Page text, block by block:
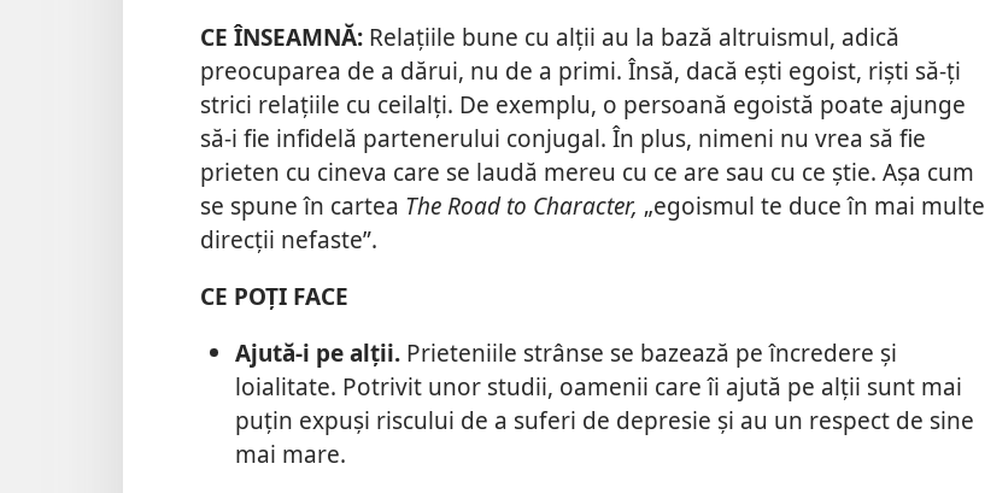
CE ÎNSEAMNĂ: Relațiile bune cu alții au la bază altruismul, adică
preocuparea de a dărui, nu de a primi. Însă, dacă ești egoist, riști să-ți
strici relațiile cu ceilalți. De exemplu, o persoană egoistă poate ajunge
să-i fie infidelă partenerului conjugal. În plus, nimeni nu vrea să fie
prieten cu cineva care se laudă mereu cu ce are sau cu ce știe. Așa cum
se spune în cartea The Road to Character, „egoismul te duce în mai multe
direcții nefaste”.
CE POȚI FACE
Ajută-i pe alții.Prieteniile strânse se bazează pe încredere și
loialitate. Potrivit unor studii, oamenii care îi ajută pe alții sunt mai
puțin expuși riscului de a suferi de depresie și au un respect de sine
mai mare.